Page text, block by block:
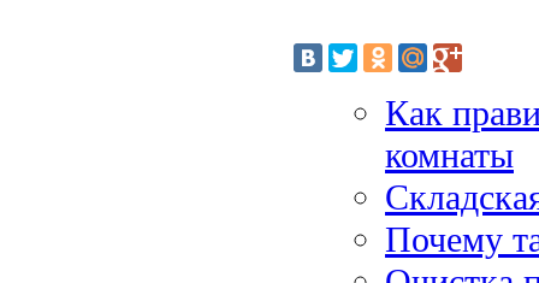
Как
комнаты
Почему